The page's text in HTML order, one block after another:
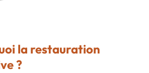
la restauration
?